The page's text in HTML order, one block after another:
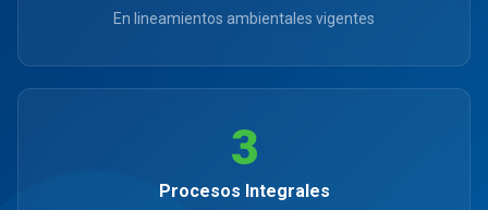
En lineamientos ambientales vigentes
3
Procesos Integrales